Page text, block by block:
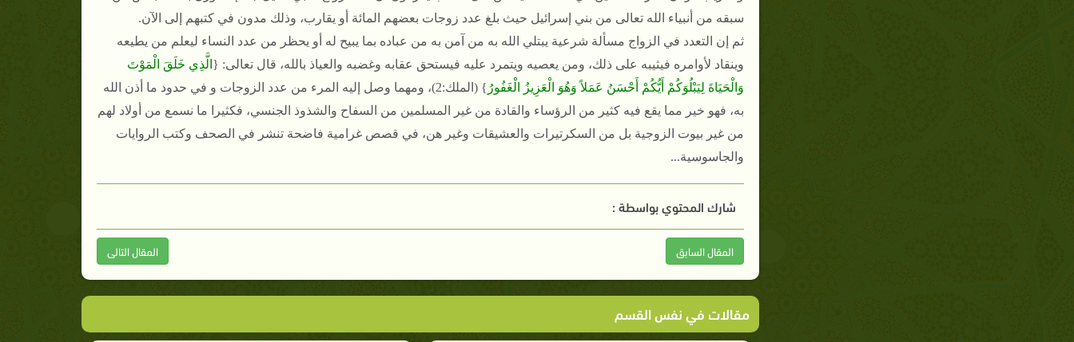
سبقه من أنبياء الله تعالى من بني إسرائيل حيث بلغ عدد زوجات بعضهم المائة أو يقارب، وذلك مدون في كتبهم إلى الآن.
ثم إن التعدد في الزواج مسألة شرعية يبتلي الله به من آمن به من عباده بما يبيح له أو يحظر من عدد النساء ليعلم من يطيعه
وينقاد لأوامره فيثيبه على ذلك، ومن يعصيه ويتمرد عليه فيستحق عقابه وغضبه والعياذ بالله، قال تعالى: { الَّذِي خَلَقَ الْمَوْتَ
وَالْحَيَاةَ لِيَبْلُوَكُمْ أَيُّكُمْ أَحْسَنُ عَمَلاً وَهُوَ الْعَزِيزُ الْغَفُورُ
} (الملك:2)، ومهما وصل إليه المرء من عدد الزوجات و في حدود ما أذن الله
به، فهو خير مما يقع فيه كثير من الرؤساء والقادة من غير المسلمين من السفاح والشذوذ الجنسي، فكثيرا ما نسمع من أولاد لهم
من غير بيوت الزوجية بل من السكرتيرات والعشيقات وغير هن، في قصص غرامية فاضحة تنشر في الصحف وكتب الروايات
والجاسوسية...
شارك المحتوي بواسطة :
المقال السابق المقال التالى
مقالات في نفس القسم